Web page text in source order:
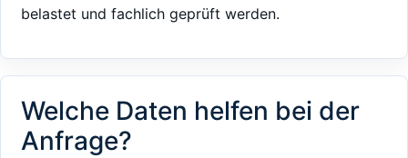
belastet und fachlich geprüft werden.
Welche Daten helfen bei der
Anfrage?